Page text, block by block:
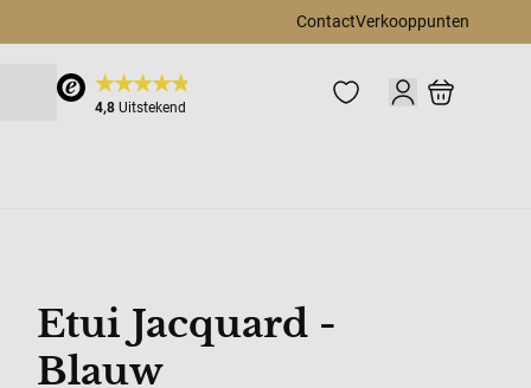
ContactVerkooppunten
4,8 Uitstekend
Cart
aan verlanglijst
Etui Jacquard -
Blauw